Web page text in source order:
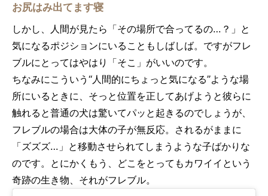
お尻はみ出てます寝
しかし、人間が見たら「その場所で合ってるの…？」と
気になるポジションにいることもしばしば。ですがフレ
ブルにとってはやはり「そこ」がいいのです。
ちなみにこういう“人間的にちょっと気になる”ような場
所にいるときに、そっと位置を正してあげようと彼らに
触れると普通の犬は驚いてパッと起きるのでしょうが、
フレブルの場合は大体の子が無反応。されるがままに
「ズズズ…」と移動させられてしまうような子ばかりな
のです。とにかくもう、どこをとってもカワイイという
奇跡の生き物、それがフレブル。